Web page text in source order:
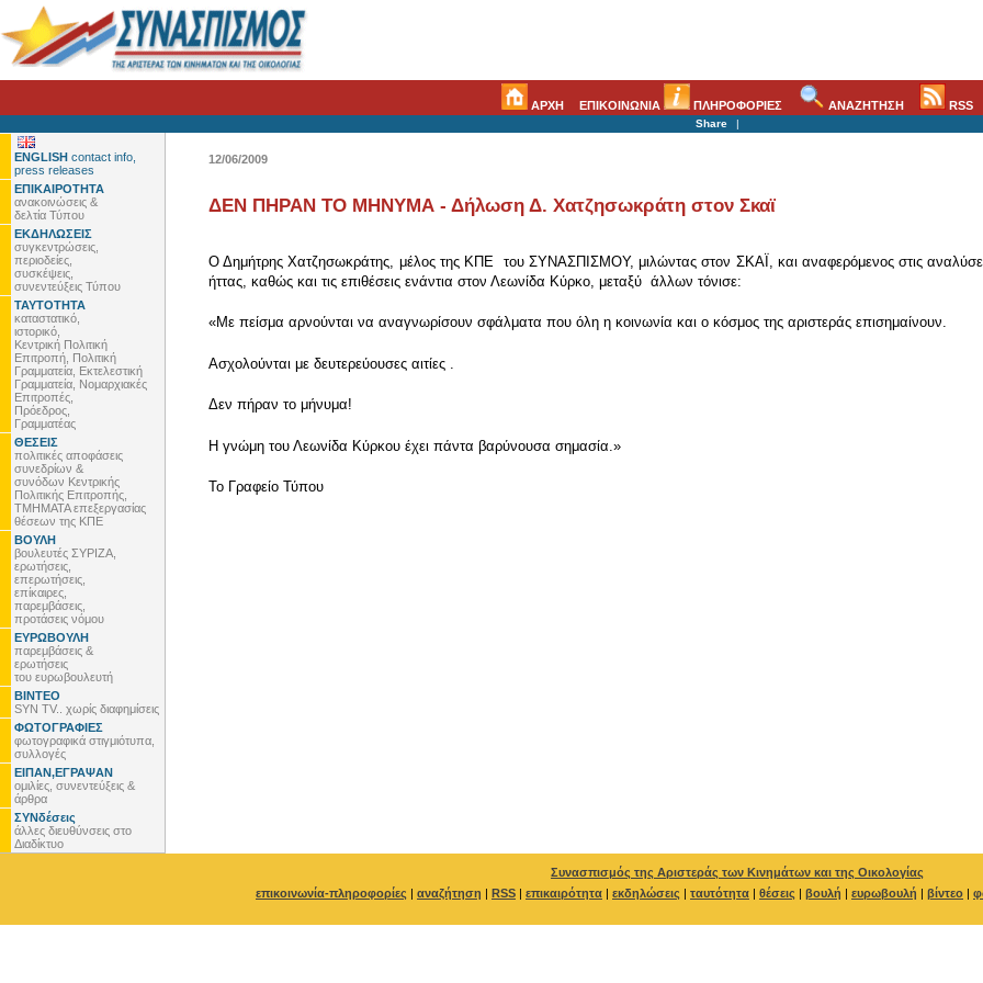
ΑΡΧΗ ΕΠΙΚΟΙΝΩΝΙΑ ΠΛΗΡΟΦΟΡΙΕΣ ΑΝΑΖΗΤΗΣΗ RSS
Share |
ENGLISH contact info,
press releases
ΕΠΙΚΑΙΡΟΤΗΤΑ
ανακοινώσεις &
δελτία Τύπου
ΕΚΔΗΛΩΣΕΙΣ
συγκεντρώσεις,
περιοδείες,
συσκέψεις,
συνεντεύξεις Τύπου
ΤΑΥΤΟΤΗΤΑ
καταστατικό,
ιστορικό,
Κεντρική Πολιτική
Επιτροπή, Πολιτική
Γραμματεία, Εκτελεστική
Γραμματεία, Νομαρχιακές
Επιτροπές,
Πρόεδρος,
Γραμματέας
ΘΕΣΕΙΣ
πολιτικές αποφάσεις
συνεδρίων &
συνόδων Κεντρικής
Πολιτικής Επιτροπής,
ΤΜΗΜΑΤΑ επεξεργασίας
θέσεων της ΚΠΕ
ΒΟΥΛΗ
βουλευτές ΣΥΡΙΖΑ,
ερωτήσεις,
επερωτήσεις,
επίκαιρες,
παρεμβάσεις,
προτάσεις νόμου
ΕΥΡΩΒΟΥΛΗ
παρεμβάσεις &
ερωτήσεις
του ευρωβουλευτή
ΒΙΝΤΕΟ
SYN TV.. χωρίς διαφημίσεις
ΦΩΤΟΓΡΑΦΙΕΣ
φωτογραφικά στιγμιότυπα,
συλλογές
ΕΙΠΑΝ,ΕΓΡΑΨΑΝ
ομιλίες, συνεντεύξεις &
άρθρα
ΣΥΝδέσεις
άλλες διευθύνσεις στο
Διαδίκτυο
12/06/2009
ΔΕΝ ΠΗΡΑΝ ΤΟ ΜΗΝΥΜΑ - Δήλωση Δ. Χατζησωκράτη στον Σκαϊ
Ο Δημήτρης Χατζησωκράτης, μέλος της ΚΠΕ του ΣΥΝΑΣΠΙΣΜΟΥ, μιλώντας στον ΣΚΑΪ, και αναφερόμενος στις
ήττας, καθώς και τις επιθέσεις ενάντια στον Λεωνίδα Κύρκο, μεταξύ άλλων τόνισε:
«Με πείσμα αρνούνται να αναγνωρίσουν σφάλματα που όλη η κοινωνία και ο κόσμος της αριστεράς επισημαίνουν.
Ασχολούνται με δευτερεύουσες αιτίες .
Δεν πήραν το μήνυμα!
Η γνώμη του Λεωνίδα Κύρκου έχει πάντα βαρύνουσα σημασία.»
To Γραφείο Τύπου
Συνασπισμός της Αριστεράς των Κινημάτων και της Οικολογίας
επικοινωνία-πληροφορίες | αναζήτηση | RSS | επικαιρότητα | εκδηλώσεις | ταυτότητα | θέσεις | βουλή | ευρωβουλή | βίντεο |